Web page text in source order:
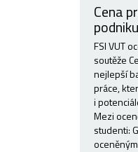
Cena
podniku
FSI VUT
soutěže
nejlepší
práce,
i
Mezi
studenti: